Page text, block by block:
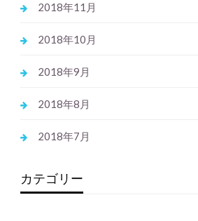
2018年11月
2018年10月
2018年9月
2018年8月
2018年7月
カテゴリー